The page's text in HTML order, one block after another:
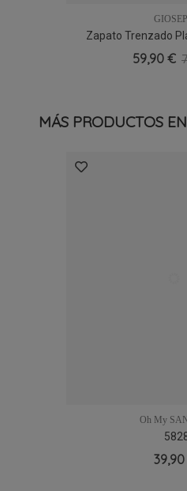
Zapato Trenzado
Gioseppo
59,90 €
MÁS PRODUCTOS
Oh My